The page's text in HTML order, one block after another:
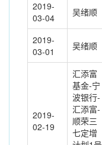
2019-
03-04
吴绪顺
2019-
03-01
吴绪顺
2019-
02-19
汇添富
基金-宁
波银行-
汇添富-
顺荣三
七定增